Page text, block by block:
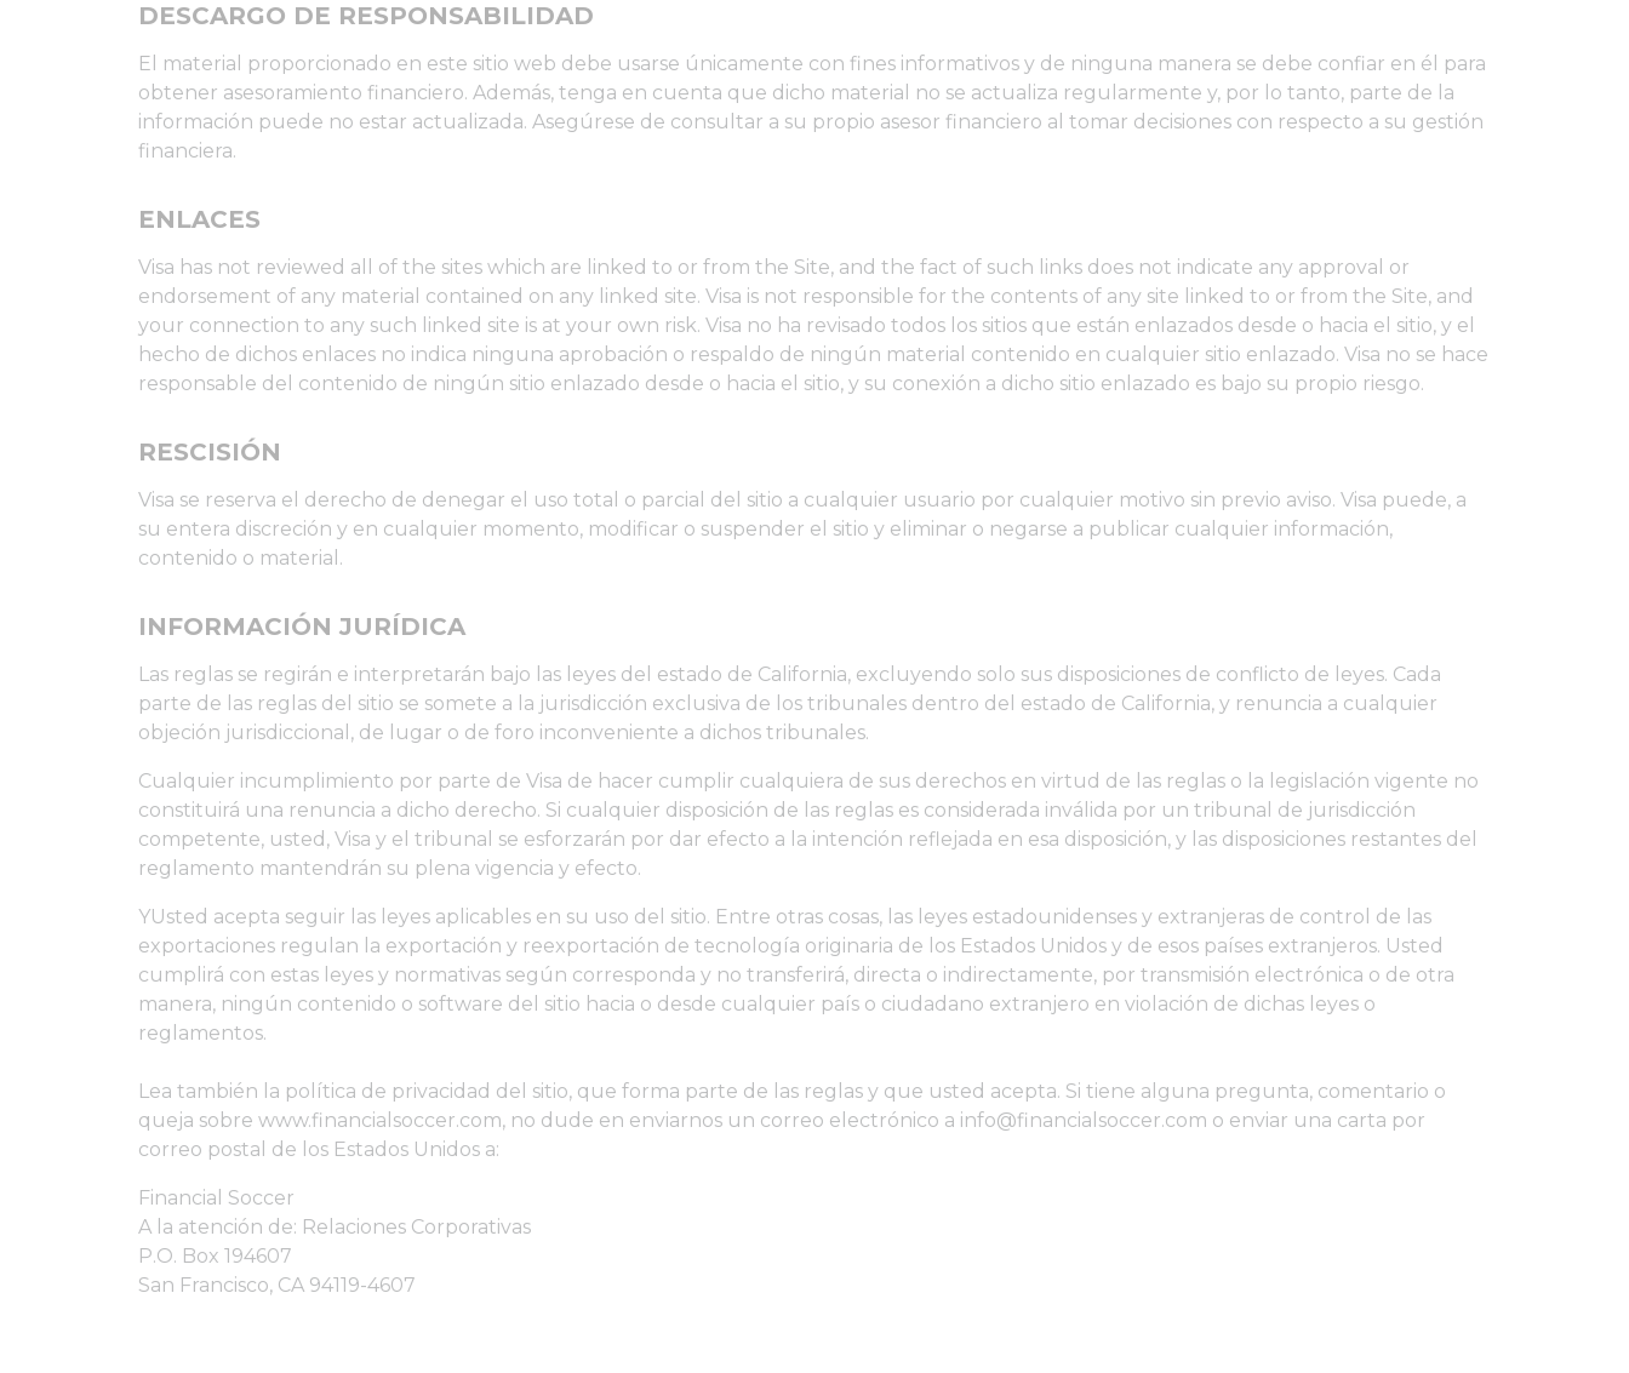
DESCARGO DE RESPONSABILIDAD
El material proporcionado en este sitio web debe usarse únicamente con fines informativos y de ninguna manera se debe confiar en él para
obtener asesoramiento financiero. Además, tenga en cuenta que dicho material no se actualiza regularmente y, por lo tanto, parte de la
información puede no estar actualizada. Asegúrese de consultar a su propio asesor financiero al tomar decisiones con respecto a su gestión
financiera.
ENLACES
Visa has not reviewed all of the sites which are linked to or from the Site, and the fact of such links does not indicate any approval or
endorsement of any material contained on any linked site. Visa is not responsible for the contents of any site linked to or from the Site, and
your connection to any such linked site is at your own risk. Visa no ha revisado todos los sitios que están enlazados desde o hacia el sitio, y el
hecho de dichos enlaces no indica ninguna aprobación o respaldo de ningún material contenido en cualquier sitio enlazado. Visa no se hace
responsable del contenido de ningún sitio enlazado desde o hacia el sitio, y su conexión a dicho sitio enlazado es bajo su propio riesgo.
RESCISIÓN
Visa se reserva el derecho de denegar el uso total o parcial del sitio a cualquier usuario por cualquier motivo sin previo aviso. Visa puede, a
su entera discreción y en cualquier momento, modificar o suspender el sitio y eliminar o negarse a publicar cualquier información,
contenido o material.
INFORMACIÓN JURÍDICA
Las reglas se regirán e interpretarán bajo las leyes del estado de California, excluyendo solo sus disposiciones de conflicto de leyes. Cada
parte de las reglas del sitio se somete a la jurisdicción exclusiva de los tribunales dentro del estado de California, y renuncia a cualquier
objeción jurisdiccional, de lugar o de foro inconveniente a dichos tribunales.
Cualquier incumplimiento por parte de Visa de hacer cumplir cualquiera de sus derechos en virtud de las reglas o la legislación vigente no
constituirá una renuncia a dicho derecho. Si cualquier disposición de las reglas es considerada inválida por un tribunal de jurisdicción
competente, usted, Visa y el tribunal se esforzarán por dar efecto a la intención reflejada en esa disposición, y las disposiciones restantes del
reglamento mantendrán su plena vigencia y efecto.
YUsted acepta seguir las leyes aplicables en su uso del sitio. Entre otras cosas, las leyes estadounidenses y extranjeras de control de las
exportaciones regulan la exportación y reexportación de tecnología originaria de los Estados Unidos y de esos países extranjeros. Usted
cumplirá con estas leyes y normativas según corresponda y no transferirá, directa o indirectamente, por transmisión electrónica o de otra
manera, ningún contenido o software del sitio hacia o desde cualquier país o ciudadano extranjero en violación de dichas leyes o
reglamentos.
Lea también la política de privacidad del sitio, que forma parte de las reglas y que usted acepta. Si tiene alguna pregunta, comentario o
queja sobre www.financialsoccer.com, no dude en enviarnos un correo electrónico a info@financialsoccer.com o enviar una carta por
correo postal de los Estados Unidos a:
Financial Soccer
A la atención de: Relaciones Corporativas
P.O. Box 194607
San Francisco, CA 94119-4607